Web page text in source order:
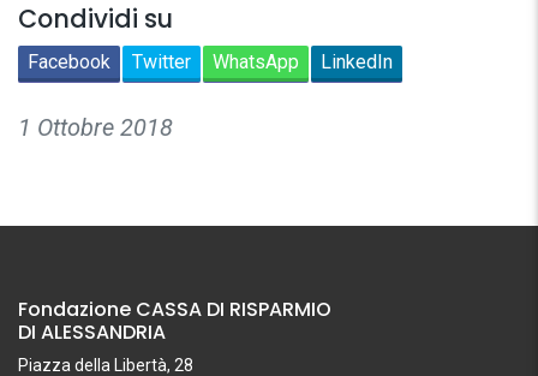
Condividi su
Facebook Twitter WhatsApp LinkedIn
1 Ottobre 2018
Fondazione CASSA DI RISPARMIO
DI ALESSANDRIA
Piazza della Libertà, 28